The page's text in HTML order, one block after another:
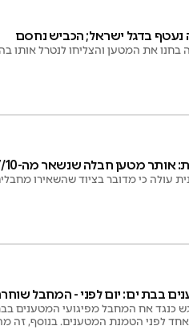
בדגל ישראל; הכביש נחסם
את המטען והצליחו לנטרל אותו
אותר מטען חבלה שנשאר מה-7/10
עולה כי מדובר בציוד שהשאירו
בבת ים: יום לפני - המחבל
כנגד אח המחבל מפיגועי המטענים
אחד לפני הטמנת המטענים. בנוסף, זה